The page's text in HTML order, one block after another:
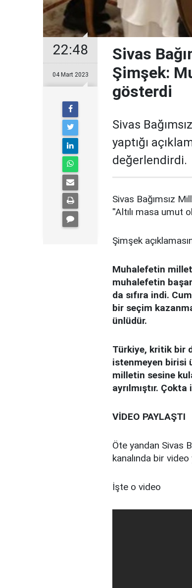
22:48
04 Mart 2023
Sivas
Şimşek:
gösterdi
Sivas
yaptığı
değerlendirdi.
Sivas Bağımsız
''Altılı masa umut
Şimşek
Muhalefetin
muhalefetin
da sıfıra indi.
bir seçim
ünlüdür.
Türkiye, kritik bir
istenmeyen birisi
milletin sesine
ayrılmıştır. Çokta
VİDEO PAYLAŞTI
Öte yandan Sivas
kanalında bir video
İşte o video